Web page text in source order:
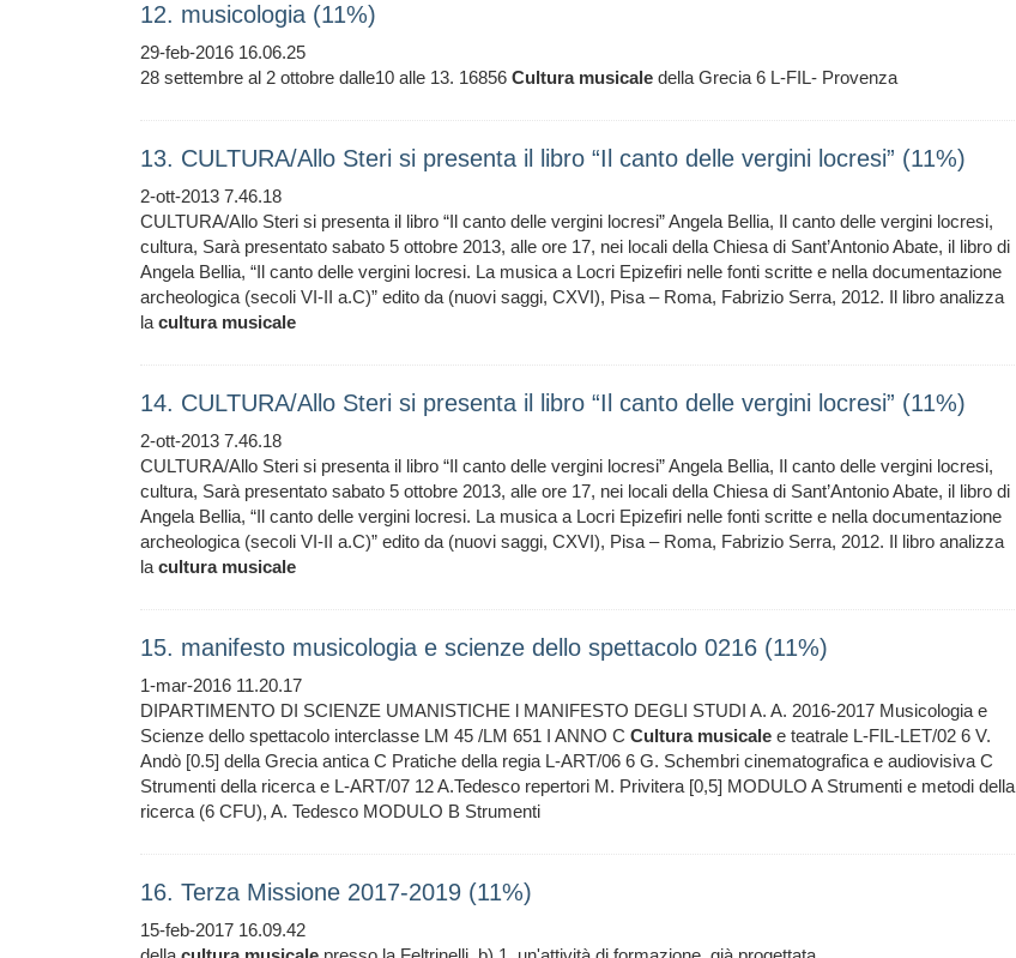
12. musicologia (11%)
29-feb-2016 16.06.25
28 settembre al 2 ottobre dalle10 alle 13. 16856 Cultura musicale della Grecia 6 L-FIL- Provenza
13. CULTURA/Allo Steri si presenta il libro “Il canto delle vergini locresi” (11%)
2-ott-2013 7.46.18
CULTURA/Allo Steri si presenta il libro “Il canto delle vergini locresi” Angela Bellia, Il canto delle vergini locresi,
cultura, Sarà presentato sabato 5 ottobre 2013, alle ore 17, nei locali della Chiesa di Sant’Antonio Abate, il libro di
Angela Bellia, “Il canto delle vergini locresi. La musica a Locri Epizefiri nelle fonti scritte e nella documentazione
archeologica (secoli VI-II a.C)” edito da (nuovi saggi, CXVI), Pisa – Roma, Fabrizio Serra, 2012. Il libro analizza
la cultura musicale
14. CULTURA/Allo Steri si presenta il libro “Il canto delle vergini locresi” (11%)
2-ott-2013 7.46.18
CULTURA/Allo Steri si presenta il libro “Il canto delle vergini locresi” Angela Bellia, Il canto delle vergini locresi,
cultura, Sarà presentato sabato 5 ottobre 2013, alle ore 17, nei locali della Chiesa di Sant’Antonio Abate, il libro di
Angela Bellia, “Il canto delle vergini locresi. La musica a Locri Epizefiri nelle fonti scritte e nella documentazione
archeologica (secoli VI-II a.C)” edito da (nuovi saggi, CXVI), Pisa – Roma, Fabrizio Serra, 2012. Il libro analizza
la cultura musicale
15. manifesto musicologia e scienze dello spettacolo 0216 (11%)
1-mar-2016 11.20.17
DIPARTIMENTO DI SCIENZE UMANISTICHE l MANIFESTO DEGLI STUDI A. A. 2016-2017 Musicologia e
Scienze dello spettacolo interclasse LM 45 /LM 651 I ANNO C Cultura musicale e teatrale L-FIL-LET/02 6 V.
Andò [0.5] della Grecia antica C Pratiche della regia L-ART/06 6 G. Schembri cinematografica e audiovisiva C
Strumenti della ricerca e L-ART/07 12 A.Tedesco repertori M. Privitera [0,5] MODULO A Strumenti e metodi della
ricerca (6 CFU), A. Tedesco MODULO B Strumenti
16. Terza Missione 2017-2019 (11%)
15-feb-2017 16.09.42